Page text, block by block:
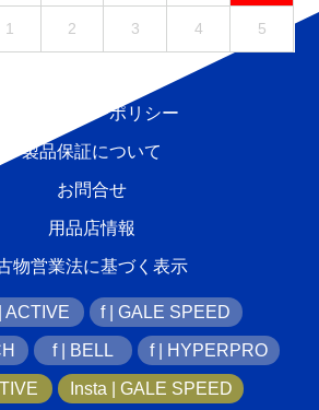
1 2 3 4 5
プライバシーポリシー
製品保証について
お問合せ
用品店情報
物営業法に基づく表示
ACTIVE f | GALE SPEED
f | BELL f | HYPERPRO
Insta | GALE SPEED